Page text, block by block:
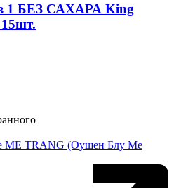
1 БЕЗ САХАРА King
15шт.